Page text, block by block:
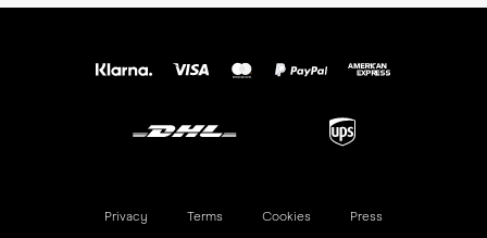
Privacy Terms Cookies Press